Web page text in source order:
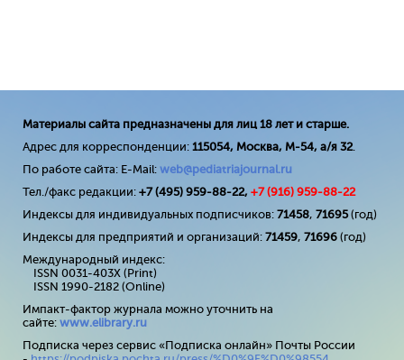
Материалы сайта предназначены для лиц 18 лет и старше.
Адрес для корреспонденции: 115054, Москва, М-54, а/я 32.
По работе сайта: E-Mail: web@pediatriajournal.ru
Тел./факс редакции: +7 (495) 959-88-22, +7 (916) 959-88-22
Индексы для индивидуальных подписчиков: 71458, 71695(год)
Индексы для предприятий и организаций: 71459, 71696 (год)
Международный индекс:
ISSN 0031-403X (Print)
ISSN 1990-2182 (Online)
Импакт-фактор журнала можно уточнить на
сайте: www.elibrary.ru
Подписка через сервис «Подписка онлайн» Почты России